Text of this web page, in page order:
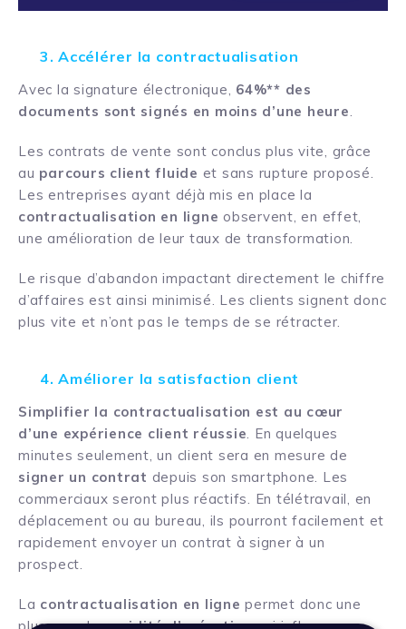
3. Accélérer la contractualisation
Avec la signature électronique, 64%** des
documents sont signés en moins d’une heure.
Les contrats de vente sont conclus plus vite, grâce
au parcours client fluide et sans rupture proposé.
Les entreprises ayant déjà mis en place la
contractualisation en ligne observent, en effet,
une amélioration de leur taux de transformation.
Le risque d’abandon impactant directement le chiffre
d’affaires est ainsi minimisé. Les clients signent donc
plus vite et n’ont pas le temps de se rétracter.
4. Améliorer la satisfaction client
Simplifier la contractualisation est au cœur
d’une expérience client réussie. En quelques
minutes seulement, un client sera en mesure de
signer un contrat depuis son smartphone. Les
commerciaux seront plus réactifs. En télétravail, en
déplacement ou au bureau, ils pourront facilement et
rapidement envoyer un contrat à signer à un
prospect.
La contractualisation en ligne permet donc une